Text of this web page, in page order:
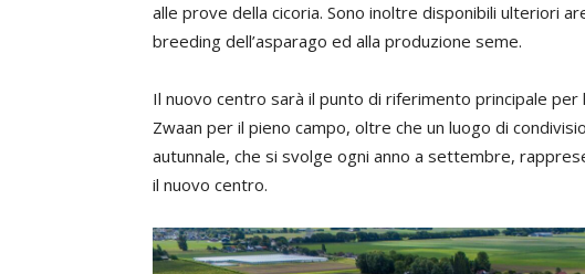
alle prove della cicoria. Sono inoltre disponibili ulteriori
breeding dell’asparago ed alla produzione seme.
Il nuovo centro sarà il punto di riferimento principale
Zwaan per il pieno campo, oltre che un luogo di
autunnale, che si svolge ogni anno a settembre,
il nuovo centro.